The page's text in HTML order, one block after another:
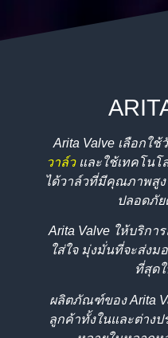
Arita Valve เลือกใ
วาล์วและใช้เทคโนโ
ได้วาล์วที่มีคุณภาพสู
ปลอดภัย
Arita Valve ให้บริกา
ใส่ใจ มุ่งมั่นที่จะส่ง
ที่สุด
ผลิตภัณฑ์ของ Arita
ลูกค้าทั้งในและต่างป